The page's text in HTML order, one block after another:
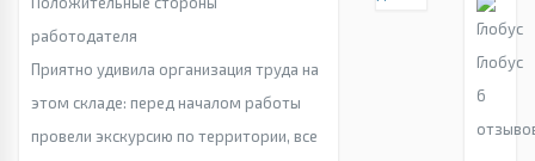
работодателя
Приятно удивила организация труда на
этом складе: перед началом работы
провели экскурсию по территории, все
Глобус
6